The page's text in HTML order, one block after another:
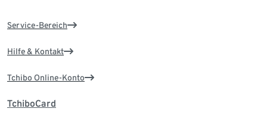
Service-Bereich
Hilfe & Kontakt
Tchibo Online-Konto
TchiboCard